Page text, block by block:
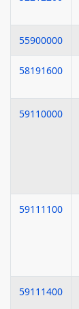
55900000
58191600
59110000
59111100
59111400